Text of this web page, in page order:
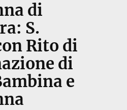
di
S.
Rito di
di
e